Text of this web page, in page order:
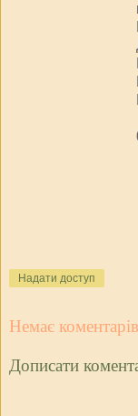
Надати доступ
Немає
Дописати